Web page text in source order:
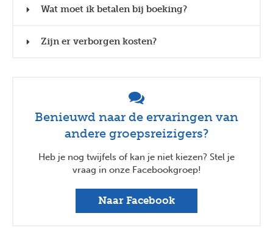
Wat moet ik betalen bij boeking?
Zijn er verborgen kosten?
Benieuwd naar de ervaringen van
andere groepsreizigers?
Heb je nog twijfels of kan je niet kiezen? Stel je
vraag in onze Facebookgroep!
Naar Facebook